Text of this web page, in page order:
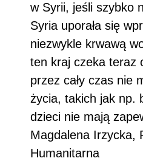
w Syrii, jeśli szybko
Syria uporała się
niezwykle krwawą
ten kraj czeka teraz
przez cały czas nie
życia, takich jak np.
dzieci nie mają
Magdalena Irzycka,
Humanitarna